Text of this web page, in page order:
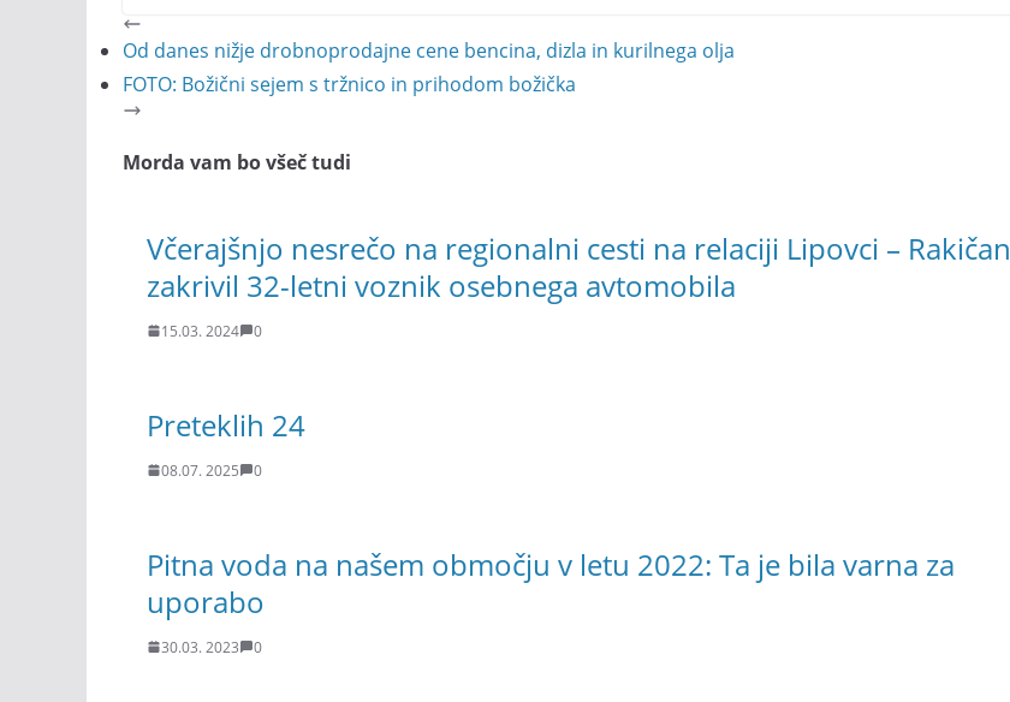
Od danes nižje drobnoprodajne cene bencina, dizla in kurilnega olja
FOTO: Božični sejem s tržnico in prihodom božička
Morda vam bo všeč tudi
Včerajšnjo nesrečo na regionalni cesti na relaciji Lipovci – Rakičan
zakrivil 32-letni voznik osebnega avtomobila
15.03. 2024 0
Preteklih 24
08.07. 2025 0
Pitna voda na našem območju v letu 2022: Ta je bila varna za
uporabo
30.03. 2023 0